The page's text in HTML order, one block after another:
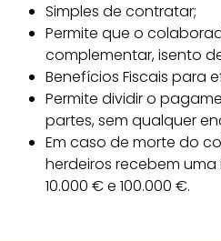
Simples de contratar;
Permite que o
complementar, isento
Benefícios Fiscais para
Permite dividir o
partes, sem qualquer
Em caso de morte do
herdeiros recebem
10.000 € e 100.000 €.